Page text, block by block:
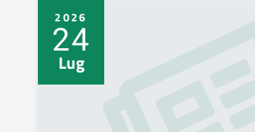
2026
24
Lug